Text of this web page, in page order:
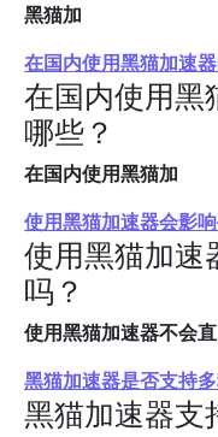
黑猫加
在国内使用黑猫加速
在国内使用黑
哪些？
在国内使用黑猫加
使用黑猫加速器会影
使用黑猫加速
吗？
使用黑猫加速器不会直
黑猫加速器是否支持
黑猫加速器支